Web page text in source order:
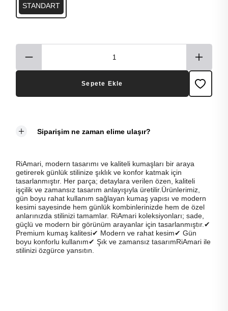
STANDART
Sepete Ekle
Siparişim ne zaman elime ulaşır?
RiAmari, modern tasarımı ve kaliteli kumaşları bir araya
getirerek günlük stilinize şıklık ve konfor katmak için
tasarlanmıştır. Her parça; detaylara verilen özen, kaliteli
işçilik ve zamansız tasarım anlayışıyla üretilir.Ürünlerimiz,
gün boyu rahat kullanım sağlayan kumaş yapısı ve modern
kesimi sayesinde hem günlük kombinlerinizde hem de özel
anlarınızda stilinizi tamamlar. RiAmari koleksiyonları; sade,
güçlü ve modern bir görünüm arayanlar için tasarlanmıştır.✔
Premium kumaş kalitesi✔ Modern ve rahat kesim✔ Gün
boyu konforlu kullanım✔ Şık ve zamansız tasarımRiAmari ile
stilinizi özgürce yansıtın.